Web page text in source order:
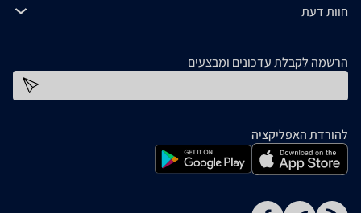
חוות דעת
הרשמה לקבלת עדכונים ומבצעים
להורדת האפליקציה